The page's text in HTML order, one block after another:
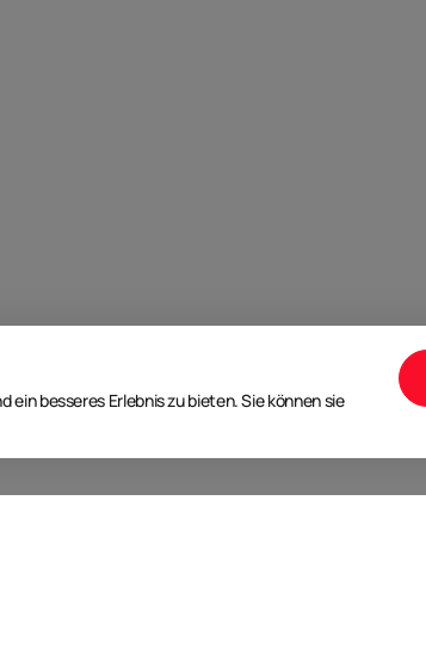
ein besseres Erlebnis zu bieten. Sie können sie